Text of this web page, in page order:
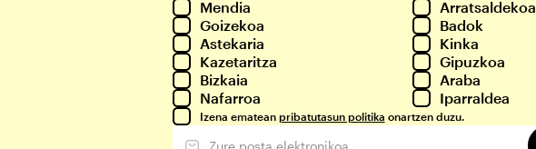
Mendia
Arratsaldekoa
Goizekoa
Badok
Astekaria
Kinka
Kazetaritza
Gipuzkoa
Bizkaia
Araba
Nafarroa
Iparraldea
Izena ematean pribatutasun politika onartzen duzu.